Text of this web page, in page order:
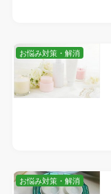
お悩み対策・解消
お悩み対策・解消